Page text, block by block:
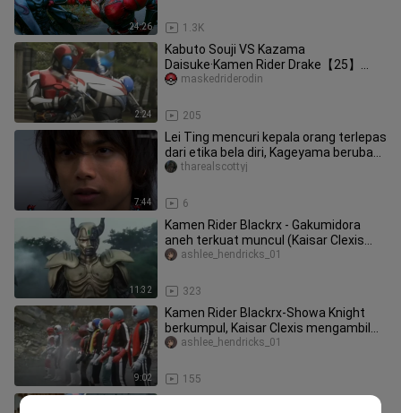
24:26 1.3K
2:24
Kabuto Souji VS Kazama
Daisuke·Kamen Rider Drake【25】
Kabuto Kamen Rider Kato
205
maskedriderodin
7:44
Lei Ting mencuri kepala orang terlepas
dari etika bela diri, Kageyama berubah
menjadi Kamen Rider Ki
6
tharealscottyj
11:32
Kamen Rider Blackrx - Gakumidora
aneh terkuat muncul (Kaisar Clexis
juga sangat pandai membunuh oran
323
ashlee_hendricks_01
9:02
Kamen Rider Blackrx-Showa Knight
berkumpul, Kaisar Clexis mengambil
keputusan, Gedorion menjadi kamb
155
ashlee_hendricks_01